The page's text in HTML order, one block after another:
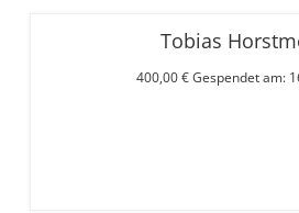
Tobias
400,00 € Gespendet am: